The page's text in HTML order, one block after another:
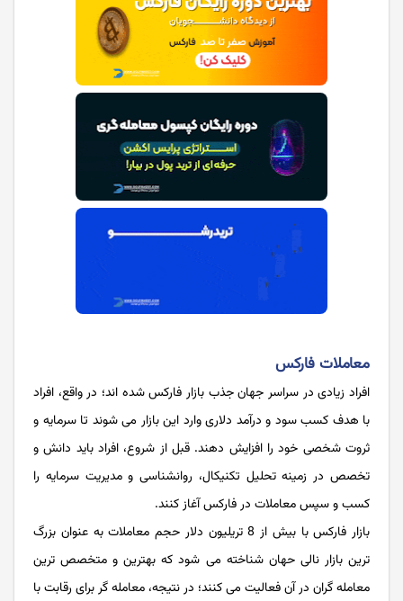
معاملات فارکس
افراد زیادی در سراسر جهان جذب بازار فارکس شده اند؛ در واقع، افراد
با هدف کسب سود و درآمد دلاری وارد این بازار می شوند تا سرمایه و
ثروت شخصی خود را افزایش دهند. قبل از شروع، افراد باید دانش و
تخصص در زمینه تحلیل تکنیکال، روانشناسی و مدیریت سرمایه را
کسب و سپس معاملات در فارکس آغاز کنند.
بازار فارکس با بیش از 8 تریلیون دلار حجم معاملات به عنوان بزرگ
ترین بازار نالی حهان شناخته می شود که بهترین و متخصص ترین
معامله گران در آن فعالیت می کنند؛ در نتیجه، معامله گر برای رقابت با